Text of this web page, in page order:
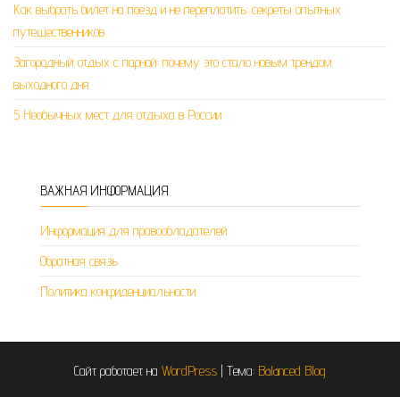
Как выбрать билет на поезд и не переплатить: секреты опытных
путешественников
Загородный отдых с парной: почему это стало новым трендом
выходного дня
5 Необычных мест для отдыха в России
ВАЖНАЯ ИНФОРМАЦИЯ
Информация для правообладателей
Обратная связь
Политика конфиденциальности
Сайт работает на WordPress Тема: Balanced Blog